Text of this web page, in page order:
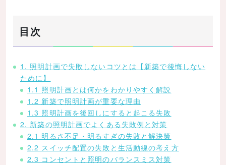
目次
1. 照明計画で失敗しないコツとは【新築で後悔しない
ために】
1.1 照明計画とは何かをわかりやすく解説
1.2 新築で照明計画が重要な理由
1.3 照明計画を後回しにすると起こる失敗
2. 新築の照明計画でよくある失敗例と対策
2.1 明るさ不足・明るすぎの失敗と解決策
2.2 スイッチ配置の失敗と生活動線の考え方
2.3 コンセントと照明のバランスミス対策